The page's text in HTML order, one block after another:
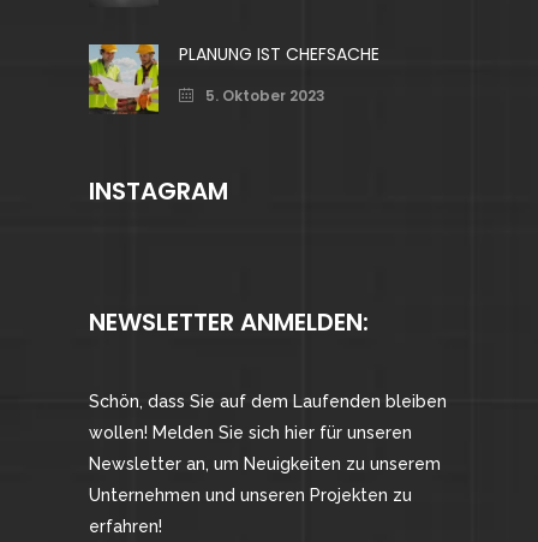
PLANUNG IST CHEFSACHE
5. Oktober 2023
INSTAGRAM
NEWSLETTER ANMELDEN:
Schön, dass Sie auf dem Laufenden bleiben
wollen! Melden Sie sich hier für unseren
Newsletter an, um Neuigkeiten zu unserem
Unternehmen und unseren Projekten zu
erfahren!